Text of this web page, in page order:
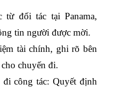
từ đối tác tại Panama,
tin người được mời.
tài chính, ghi rõ bên
chuyến đi.
công tác: Quyết định